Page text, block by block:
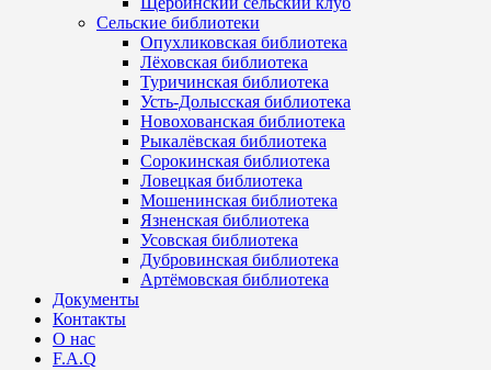
Сельские библиотеки
Опухликовская библиотека
Лёховская библиотека
Туричинская библиотека
Усть-Долысская библиотека
Новохованская библиотека
Рыкалёвская библиотека
Сорокинская библиотека
Ловецкая библиотека
Мошенинская библиотека
Язненская библиотека
Усовская библиотека
Дубровинская библиотека
Артёмовская библиотека
Документы
Контакты
О нас
F.A.Q